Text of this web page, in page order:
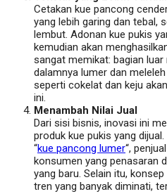
Cetakan kue pancong
yang lebih garing dan tebal,
lembut. Adonan kue pukis
kemudian akan
sangat memikat: bagian
dalamnya lumer dan
seperti cokelat dan keju
ini.
Menambah Nilai Jual
Dari sisi bisnis, inovasi ini
produk kue pukis yang
“kue pancong lumer“,
konsumen yang penasaran
yang baru. Selain itu, konsep
tren yang banyak diminati,